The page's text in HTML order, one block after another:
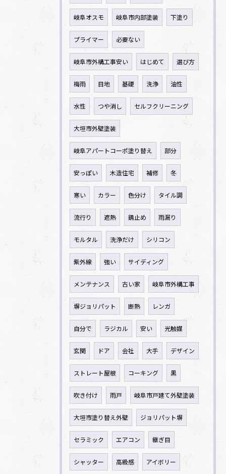
岐阜オスモ 岐阜市内部塗装 下塗り
プライマー 必要ない
岐阜市外構工事安い はじめて 選び方
梅雨 目地 基礎 洗浄 油性
水性 つや消し セルフクリーニング
大垣市外壁塗装
岐阜アパートコーポ塗り替え 部分
安っぽい 木造住宅 補修 冬
寒い カラー 色分け タイル調
流行り 遮熱 錆止め 雨漏り
モルタル 洗浄だけ シリコン
紫外線 強い サイディング
メンテナンス 古い家 岐阜市外構工事
塀ジョリパット 断熱 レンガ
自分で ラジカル 安い 光触媒
玄関 ドア 会社 大手 デザイン
ストレート屋根 コーキング 黒
吹き付け 雨戸 岐阜市戸建て外壁塗装
大垣市塗り替え外壁 ジョリパット塀
セラミック エアコン 継ぎ目
シャッター 高級感 アイボリー